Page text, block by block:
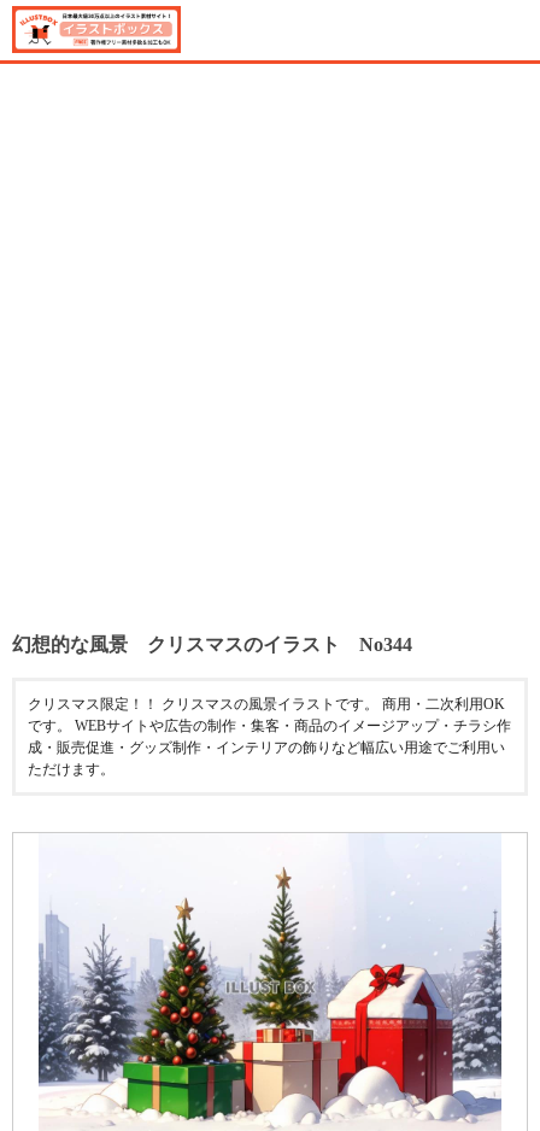
幻想的な風景 クリスマスのイラスト No344
クリスマス限定！！ クリスマスの風景イラストです。 商用・二次利用OK
です。 WEBサイトや広告の制作・集客・商品のイメージアップ・チラシ作
成・販売促進・グッズ制作・インテリアの飾りなど幅広い用途でご利用い
ただけます。